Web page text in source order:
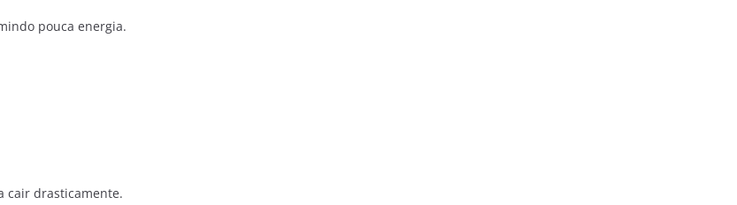
pouca energia.
cair drasticamente.